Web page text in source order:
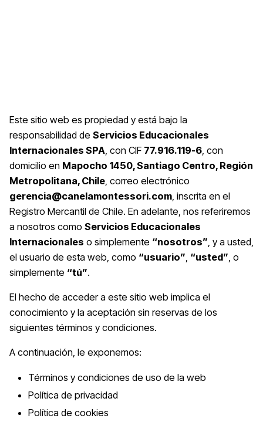
Este sitio web es propiedad y está bajo la
responsabilidad de Servicios Educacionales
Internacionales SPA , con CIF 77.916.119-6 , con
domicilio en Mapocho 1450, Santiago Centro, Región
Metropolitana, Chile , correo electrónico
gerencia@canelamontessori.com , inscrita en el
Registro Mercantil de Chile. En adelante, nos referiremos
a nosotros como Servicios Educacionales
Internacionales o simplemente “nosotros” , y a usted,
el usuario de esta web, como “usuario” “usted” , o
simplemente “tú”.
El hecho de acceder a este sitio web implica el
conocimiento y la aceptación sin reservas de los
siguientes términos y condiciones.
A continuación, le exponemos:
Términos y condiciones de uso de la web
Política de privacidad
Política de cookies